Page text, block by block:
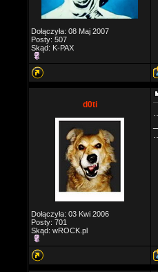
Dołączyła: 08 Maj 2007
Posty: 507
Skąd: K-PAX
d0ti
Dołączyła: 03 Kwi 2006
Posty: 701
Skąd: wROCK.pl